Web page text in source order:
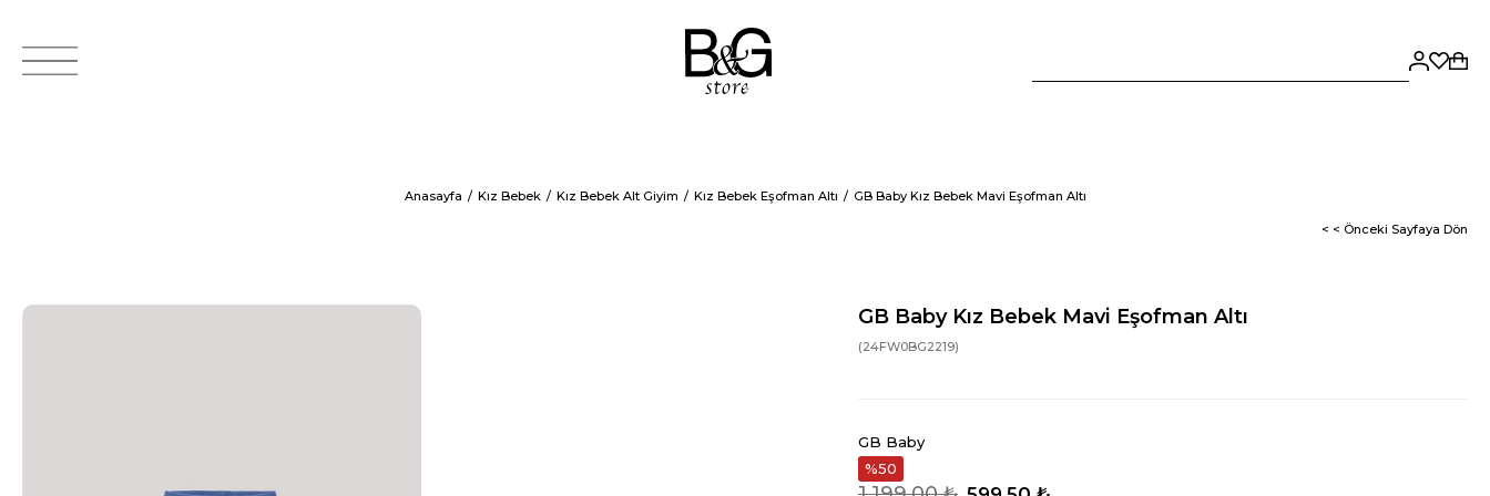
Anasayfa Kız Bebek Kız Bebek Alt Giyim Kız Bebek Eşofman Altı GB Baby Kız Bebek Mavi Eşofman Altı
< < Önceki Sayfaya Dön
GB Baby Kız Bebek Mavi Eşofman Altı
(24FW0BG2219)
GB Baby
50